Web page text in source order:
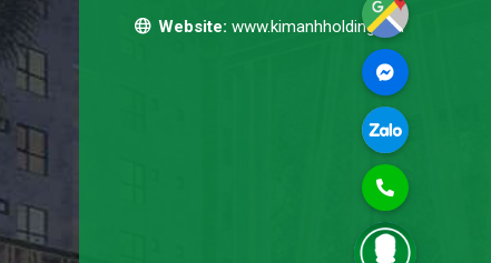
Website:www.kimanhholdings.vn